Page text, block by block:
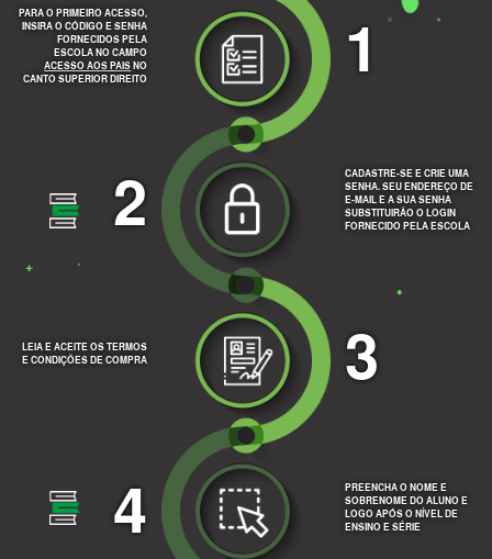
PARA O PRIMEIRO ACESSO,
INSIRA O CÓDIGO E SENHA
FORNECIDOS PELA
ESCOLA NO CAMPO
ACESSO AOS PAISNO
CANTO SUPERIOR DIREITO
2
LEIA E ACEITE OS TERMOS
E CONDIÇÕES DE COMPRA
4
1
CADASTRE-SE E CRIE UMA
SENHA. SEU ENDEREÇO DE
E-MAIL E A SUA SENHA
SUBSTITUIRÃO O LOGIN
FORNECIDO PELA ESCOLA
3
PREENCHA O NOME E
SOBRENOME DO ALUNO E
LOGO APÓS O NÍVEL DE
ENSINO E SÉRIE